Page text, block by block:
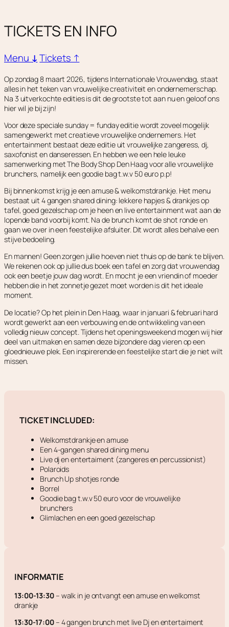
TICKETS EN INFO
Menu ↓ Tickets ↑
Op zondag 8 maart 2026, tijdens Internationale Vrouwendag, staat
alles in het teken van vrouwelijke creativiteit en ondernemerschap.
Na 3 uitverkochte edities is dit de grootste tot aan nu en geloof ons
hier wil je bij zijn!
Voor deze speciale sunday = funday editie wordt zoveel mogelijk
samengewerkt met creatieve vrouwelijke ondernemers. Het
entertainment bestaat deze editie uit vrouwelijke zangeress, dj,
saxofonist en danseressen. En hebben we een hele leuke
samenwerking met The Body Shop Den Haag voor alle vrouwelijke
brunchers, namelijk een goodie bag t.w.v 50 euro p.p!
Bij binnenkomst krijg je een amuse & welkomstdrankje. Het menu
bestaat uit 4 gangen shared dining: lekkere hapjes & drankjes op
tafel, goed gezelschap om je heen en live entertainment wat aan de
lopende band voorbij komt. Na de brunch komt de shot ronde en
gaan we over in een feestelijke afsluiter. Dit wordt alles behalve een
stijve bedoeling.
En mannen! Geen zorgen jullie hoeven niet thuis op de bank te blijven.
We rekenen ook op jullie dus boek een tafel en zorg dat vrouwendag
ook een beetje jouw dag wordt. En mocht je een vriendin of moeder
hebben die in het zonnetje gezet moet worden is dit het ideale
moment.
De locatie? Op het plein in Den Haag, waar in januari & februari hard
wordt gewerkt aan een verbouwing en de ontwikkeling van een
volledig nieuw concept. Tijdens het openingsweekend mogen wij hier
deel van uitmaken en samen deze bijzondere dag vieren op een
gloednieuwe plek. Een inspirerende en feestelijke start die je niet wilt
missen.
TICKET INCLUDED:
Welkomstdrankje en amuse
Een 4-gangen shared dining menu
Live dj en entertaiment (zangeres en percussionist)
Polaroids
Brunch Up shotjes ronde
Borrel
Goodie bag t.w.v 50 euro voor de vrouwelijke
brunchers
Glimlachen en een goed gezelschap
INFORMATIE
13:00-13:30– walk in je ontvangt een amuse en welkomst
drankje
13:30-17:00– 4 gangen brunch met live Dj en entertaiment